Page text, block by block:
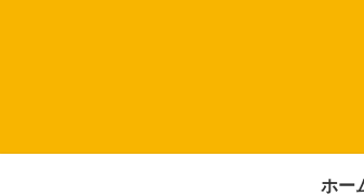
ホー